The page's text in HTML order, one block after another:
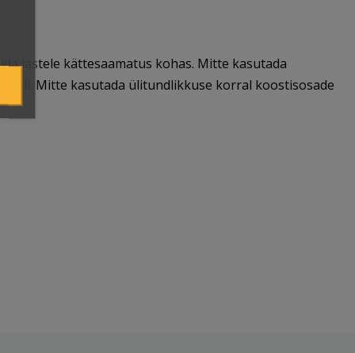
lastele kättesaamatus kohas. Mitte kasutada
Mitte kasutada ülitundlikkuse korral koostisosade